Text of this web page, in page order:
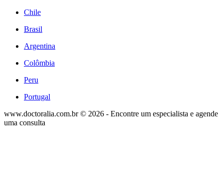
Chile
Brasil
Argentina
Colômbia
Peru
Portugal
www.doctoralia.com.br © 2026 - Encontre um especialista e agende
uma consulta